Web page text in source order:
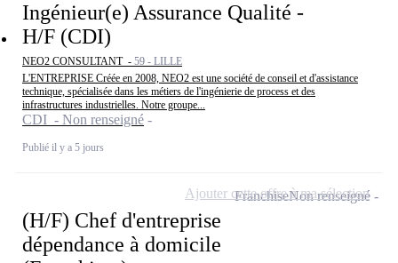
Ingénieur(e) Assurance Qualité -
H/F (CDI)
NEO2 CONSULTANT - 59 - LILLE
L'ENTREPRISE Créée en 2008, NEO2 est une société de conseil et d'assistance
technique, spécialisée dans les métiers de l'ingénierie de process et des
infrastructures industrielles. Notre groupe...
CDI - Non renseigné
Publié il y a 5 jours
(H/F) Chef d'entreprise
dépendance à domicile
FranchiseNon renseigné
Ajouter cette offre à ma sélection